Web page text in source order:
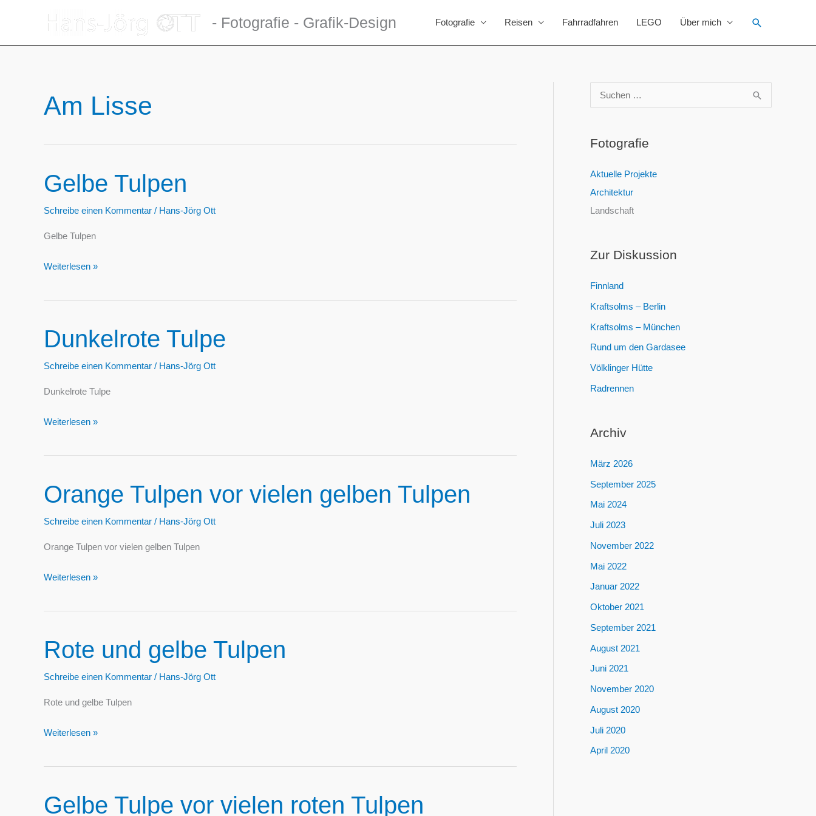
- Fotografie - Grafik-Design Fotografie Reisen Fahrradfahren LEGO Über mich Suchen
Am Lisse
Gelbe Tulpen
Schreibe einen Kommentar / Hans-Jörg Ott
Gelbe Tulpen
Gelbe
Weiterlesen »
Dunkelrote Tulpe
Schreibe einen Kommentar / Hans-Jörg Ott
Dunkelrote Tulpe
Dunkelrote
Weiterlesen »
Orange Tulpen vor vielen gelben Tulpen
Schreibe einen Kommentar / Hans-Jörg Ott
Orange Tulpen vor vielen gelben Tulpen
Orange
vor
gelben
Tulpen
Weiterlesen »
Rote und gelbe Tulpen
Schreibe einen Kommentar / Hans-Jörg Ott
Rote und gelbe Tulpen
Rote
gelbe
Weiterlesen »
Gelbe Tulpe vor vielen roten Tulpen
u
h
h
Fotografie
Aktuelle Projekte
Architektur
Landschaft
Zur Diskussion
Finnland
Kraftsolms – Berlin
Kraftsolms – München
Rund um den Gardasee
Völklinger Hütte
Radrennen
Archiv
März 2026
September 2025
Mai 2024
Juli 2023
November 2022
Mai 2022
Januar 2022
Oktober 2021
September 2021
August 2021
Juni 2021
November 2020
August 2020
Juli 2020
April 2020